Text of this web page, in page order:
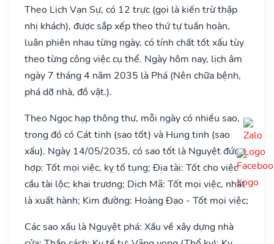
Theo Lịch Vạn Sự, có 12 trực (gọi là kiến trừ thập
nhị khách), được sắp xếp theo thứ tự tuần hoàn,
luân phiên nhau từng ngày, có tính chất tốt xấu tùy
theo từng công việc cụ thể. Ngày hôm nay, lịch âm
ngày 7 tháng 4 năm 2035 là Phá (Nên chữa bệnh,
phá dỡ nhà, đồ vật.).
Theo Ngọc hạp thông thư, mỗi ngày có nhiều sao,
trong đó có Cát tinh (sao tốt) và Hung tinh (sao
xấu). Ngày 14/05/2035, có sao tốt là Nguyệt đức
hợp: Tốt mọi việc, kỵ tố tụng; Địa tài: Tốt cho việc
cầu tài lộc; khai trương; Dịch Mã: Tốt mọi việc, nhất
là xuất hành; Kim đường: Hoàng Đạo - Tốt mọi việc;
Các sao xấu là Nguyệt phá: Xấu về xây dựng nhà